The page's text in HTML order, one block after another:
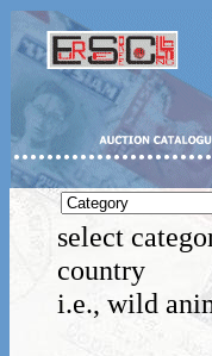
select
country
i.e., wild